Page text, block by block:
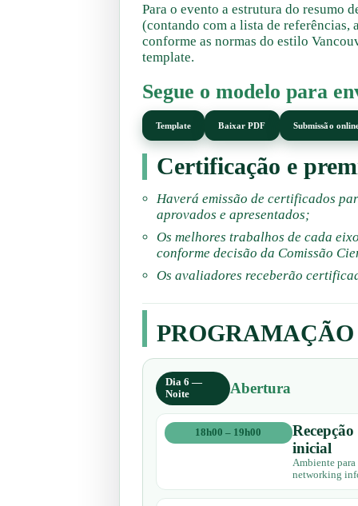
Para o evento a estrutura do resumo
(contando com a lista de referências,
conforme as normas do estilo
template.
Segue o modelo para
Template Baixar PDF Submissão
Certificação e
Haverá emissão de certificados
aprovados e apresentados;
Os melhores trabalhos de cada
conforme decisão da Comissão
Os avaliadores receberão
PROGRAMAÇÃO
Dia 6 —
Noite
Abertura
18h00 – 19h00
inicial
Ambiente para
networking